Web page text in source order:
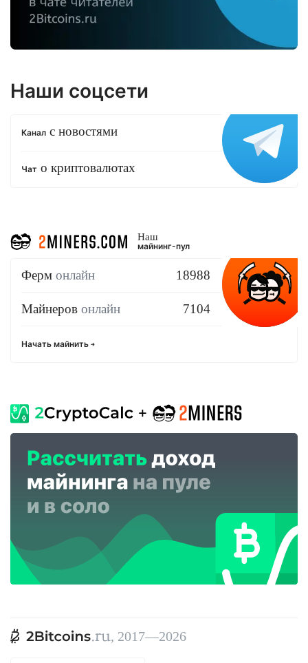
Наши соцсети
Канал с новостями
Чат о криптовалютах
Наш
майнинг-пул
Ферм онлайн 18988
Майнеров онлайн 7104
Начать майнить
, 2017—2026